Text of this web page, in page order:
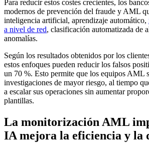
Para reducir estos costes crecientes, los
modernos de prevención del fraude y AML
inteligencia artificial, aprendizaje automático,
a nivel de red, clasificación automatizada de
anomalías.
Según los resultados obtenidos por los
estos enfoques pueden reducir los falsos
un 70 %. Esto permite que los equipos AML
investigaciones de mayor riesgo, al tiempo
a escalar sus operaciones sin aumentar
plantillas.
La monitorización AML
IA mejora la eficiencia y la